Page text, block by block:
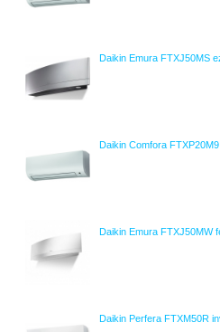
Daikin Emura FTXJ50MS
Daikin Comfora
Daikin Emura FTXJ50MW
Daikin Perfera FTXM50R